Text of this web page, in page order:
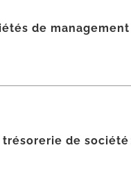
de
de société